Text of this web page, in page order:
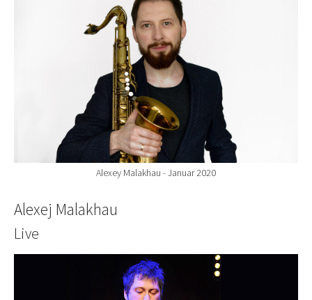
Alexey Malakhau - Januar 2020
Alexej Malakhau
Live
Show larger version for: